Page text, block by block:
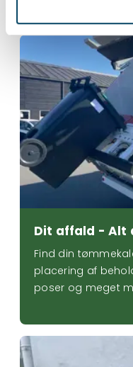
Dit affald - Alt
Find din
placering af
poser og meget
Dit affald - Alt du
Priser for